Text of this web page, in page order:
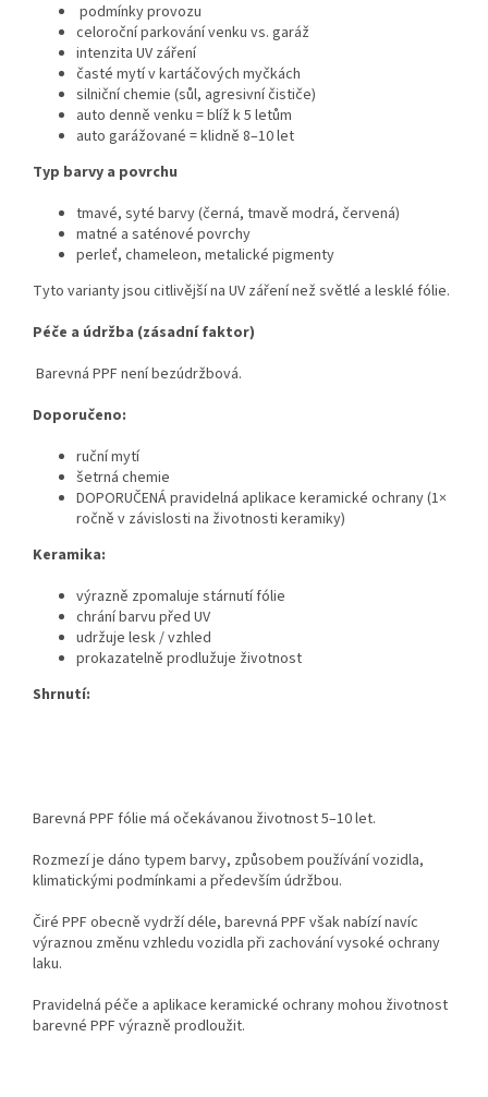
podmínky provozu
celoroční parkování venku vs. garáž
intenzita UV záření
časté mytí v kartáčových myčkách
silniční chemie (sůl, agresivní čističe)
auto denně venku = blíž k 5 letům
auto garážované = klidně 8–10 let
Typ barvy a povrchu
tmavé, syté barvy (černá, tmavě modrá, červená)
matné a saténové povrchy
perleť, chameleon, metalické pigmenty
Tyto varianty jsou citlivější na UV záření než světlé a lesklé fólie.
Péče a údržba (zásadní faktor)
Barevná PPF není bezúdržbová.
Doporučeno:
ruční mytí
šetrná chemie
DOPORUČENÁ pravidelná aplikace keramické ochrany (1×
ročně v závislosti na životnosti keramiky)
Keramika:
výrazně zpomaluje stárnutí fólie
chrání barvu před UV
udržuje lesk / vzhled
prokazatelně prodlužuje životnost
Shrnutí:
Barevná PPF fólie má očekávanou životnost 5–10 let.
Rozmezí je dáno typem barvy, způsobem používání vozidla,
klimatickými podmínkami a především údržbou.
Čiré PPF obecně vydrží déle, barevná PPF však nabízí navíc
výraznou změnu vzhledu vozidla při zachování vysoké ochrany
laku.
Pravidelná péče a aplikace keramické ochrany mohou životnost
barevné PPF výrazně prodloužit.